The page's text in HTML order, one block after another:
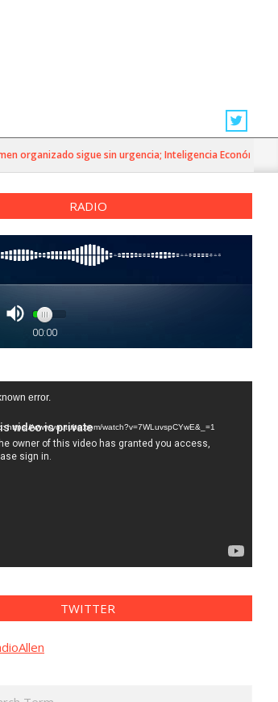
sigue sin urgencia; Inteligencia Económica»
RADIO
error.
https://www.youtube.com/watch?v=7WLuvspCYwE&_=1
TWITTER